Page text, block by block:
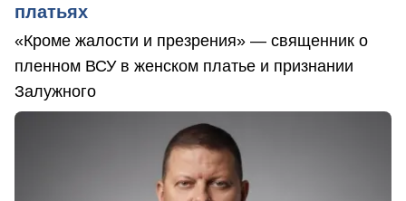
платьях
«Кроме жалости и презрения» — священник о
пленном ВСУ в женском платье и признании
Залужного